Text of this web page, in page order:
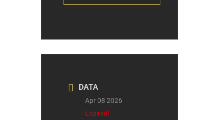
DATA
Apr 08 2026
Expired!